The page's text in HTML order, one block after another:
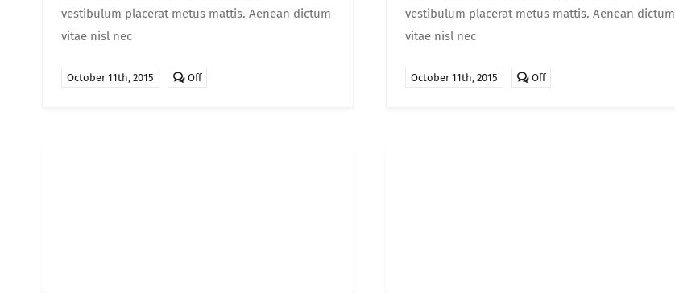
vestibulum placerat metus mattis. Aenean dictum
vitae nisl nec
October 11th, 2015 OffComments
vestibulum placerat metus mattis. Aenean dictum
vitae nisl nec
October 11th, 2015 OffComments